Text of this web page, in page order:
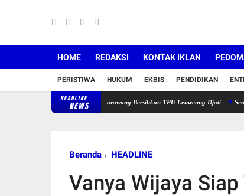
HOME REDAKSI KONTAK IKLAN
PERISTIWA HUKUM EKBIS PENDIDIKAN
HEADLINE
NEWS
Asri, Demokrat Karawang Bersihkan TPU Leuweung Djati Semarak HUT
Beranda HEADLINE
Vanya Wijaya